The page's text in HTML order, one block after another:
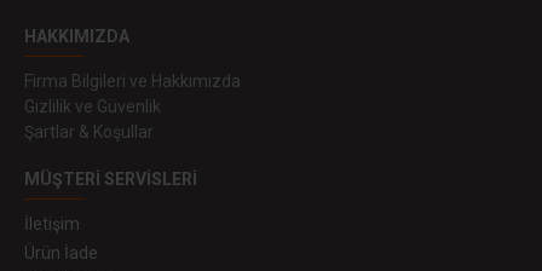
HAKKIMIZDA
Firma Bilgileri ve Hakkımızda
Gizlilik ve Güvenlik
Şartlar & Koşullar
MÜŞTERI SERVISLERI
İletişim
Ürün İade